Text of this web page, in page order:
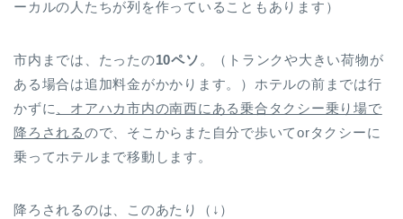
ーカルの人たちが列を作っていることもあります）
市内までは、たったの10ペソ 。（トランクや大きい荷物が
ある場合は追加料金がかかります。）ホテルの前までは行
かずに
、オアハカ市内の南西にある乗合タクシー乗り場で
降ろされるので、そこからまた自分で歩いてorタクシーに
乗ってホテルまで移動します。
降ろされるのは、このあたり（↓）